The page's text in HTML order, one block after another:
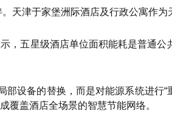
。天津于家堡洲际酒店及行政公寓作
，五星级酒店单位面积能耗是普通
部设备的替换，而是对能源系统进
覆盖酒店全场景的智慧节能网络。